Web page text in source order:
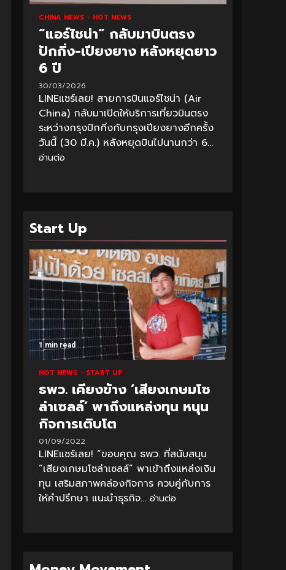
CHINA NEWS HOT NEWS
“แอร์ไชน่า” กลับมาบินตรง
ปักกิ่ง-เปียงยาง หลังหยุดยาว
6 ปี
30/03/2026
LINEแชร์เลย! สายการบินแอร์ไชน่า (Air
China) กลับมาเปิดให้บริการเที่ยวบินตรง
ระหว่างกรุงปักกิ่งกับกรุงเปียงยางอีกครั้ง
วันนี้ (30 มี.ค.) หลังหยุดบินไปนานกว่า 6...
อ่านต่อ
Start Up
1 min read
HOT NEWS START UP
ธพว. เคียงข้าง ‘เสียงเกษมโซ
ล่าเซลล์’ พาถึงแหล่งทุน หนุน
กิจการเติบโต
01/09/2022
LINEแชร์เลย! “ขอบคุณ ธพว. ที่สนับสนุน
“เสียงเกษมโซล่าเซลล์” พาเข้าถึงแหล่งเงิน
ทุน เสริมสภาพคล่องกิจการ ควบคู่กับการ
ให้คำปรึกษา แนะนำธุรกิจ... อ่านต่อ